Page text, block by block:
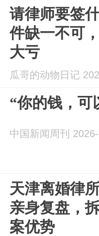
请律师要签
件缺一不可
大亏
瓜哥的动物日记
“你的钱，可
中国新闻周刊
天津离婚律
亲身复盘，
案优势